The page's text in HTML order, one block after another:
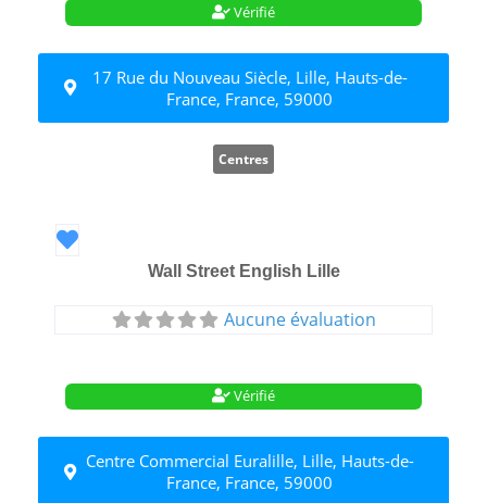
Vérifié
17 Rue du Nouveau Siècle, Lille, Hauts-de-
France, France, 59000
Centres
Favori
Wall Street English Lille
Aucune évaluation
Vérifié
Centre Commercial Euralille, Lille, Hauts-de-
France, France, 59000